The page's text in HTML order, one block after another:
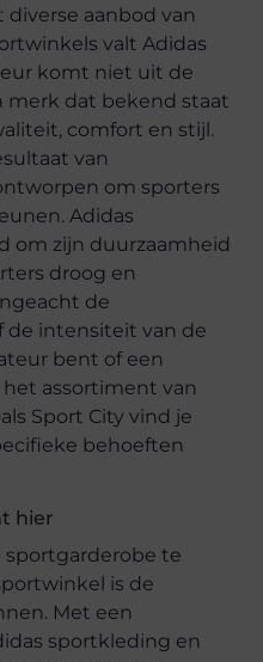
aanbod van
valt Adidas
komt niet uit de
merk dat bekend staat
comfort en stijl.
van
om sporters
Adidas
om zijn duurzaamheid
droog en
de
de intensiteit van de
bent of een
assortiment van
Sport City vind je
behoeften
hier
sportgarderobe te
is de
Met een
sportkleding en